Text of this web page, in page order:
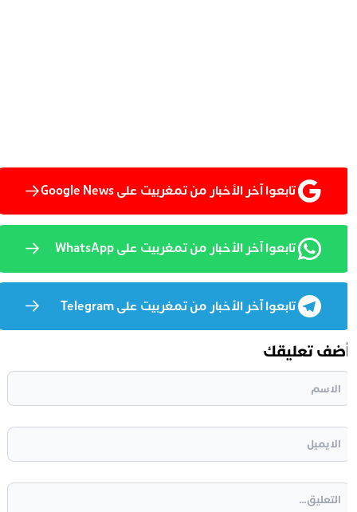
تابعوا آخر الأخبار من تمغربيت على Google News
تابعوا آخر الأخبار من تمغربيت على WhatsApp
تابعوا آخر الأخبار من تمغربيت على Telegram
تعليقك